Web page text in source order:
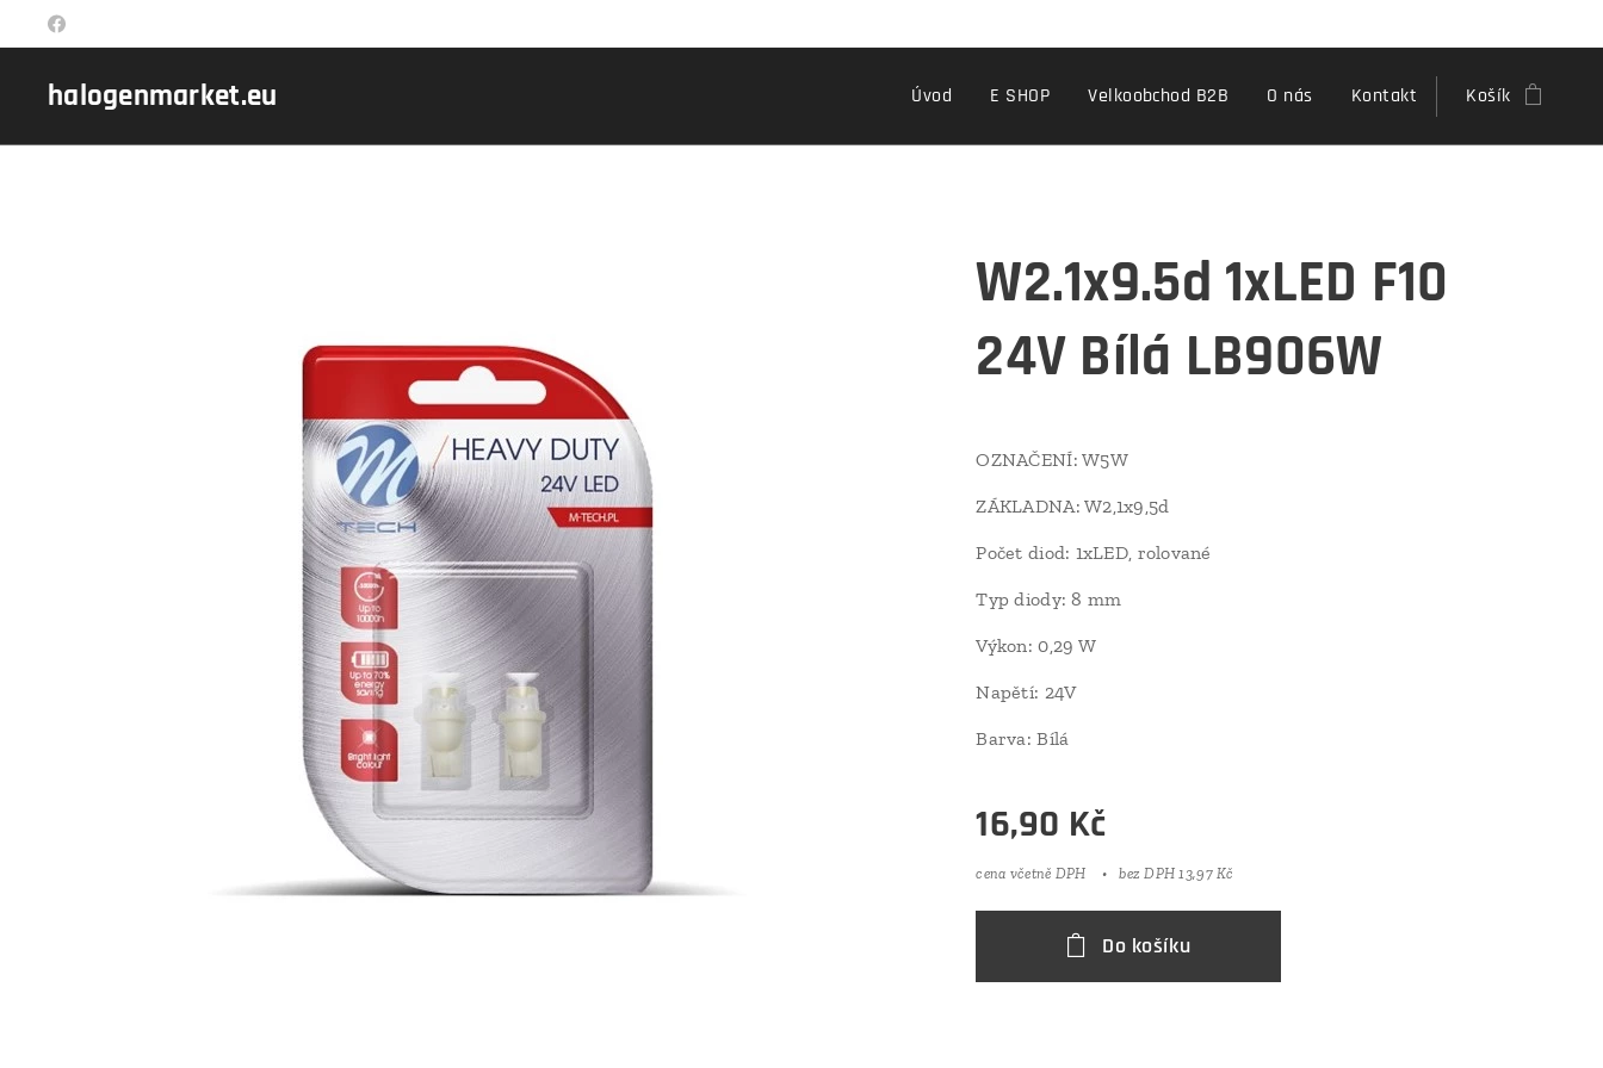
halogenmarket.eu Úvod E SHOP Velkoobchod B2B O nás Kontakt Košík
W2.1x9.5d 1xLED F10
24V Bílá LB906W
OZNAČENÍ: W5W
ZÁKLADNA: W2,1x9,5d
Počet diod: 1xLED, rolované
Typ diody: 8 mm
Výkon: 0,29 W
Napětí: 24V
Barva: Bílá
16,90 Kč
cena včetně DPH bez DPH 13,97 Kč
Do košíku